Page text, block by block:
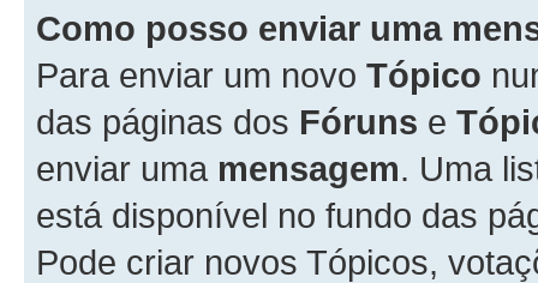
Como posso enviar uma
Para enviar um novo Tópico
das páginas dos Fóruns e
enviar uma mensagem. Uma
está disponível no fundo das
Pode criar novos Tópicos,